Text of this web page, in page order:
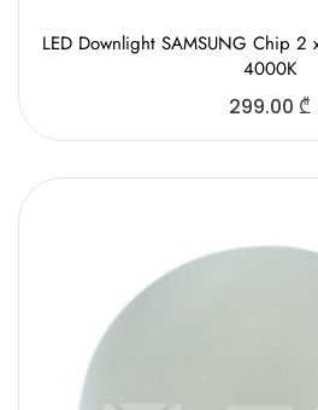
LED Downlight SAMSUNG Chip 2
4000K
299.00 ₾